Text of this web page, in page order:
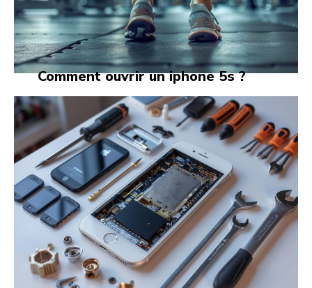
Comment ouvrir un iphone 5s ?